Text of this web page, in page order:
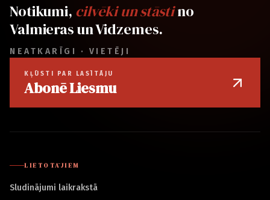
Notikumi, cilvēki un stāstino
Valmieras un Vidzemes.
NEATKARĪGI · VIETĒJI
KĻŪSTI PAR LASĪTĀJU
Abonē Liesmu
LIETOTĀJIEM
Sludinājumi laikrakstā